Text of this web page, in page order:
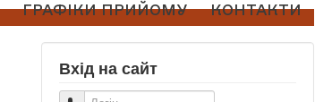
ГРАФІКИ ПРИЙОМУ КОНТАКТИ
Вхід на сайт